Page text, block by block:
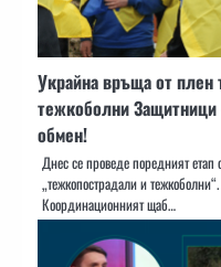
Украйна връща от плен
тежкоболни
обмен!
Днес се проведе поредният етап
„тежкопострадали и
Координационният щаб…